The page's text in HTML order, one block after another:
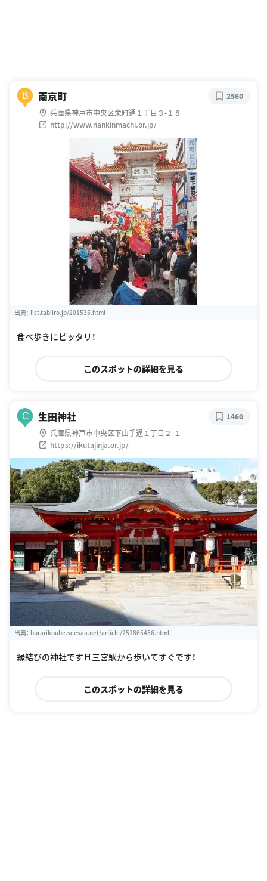
B 南京町
兵庫県神戸市中央区栄町通１丁目３-１８
http://www.nankinmachi.or.jp/
2560
出典： list.tabiiro.jp/201535.html
食べ歩きにピッタリ！
このスポットの詳細を見る
C 生田神社
兵庫県神戸市中央区下山手通１丁目２-１
https://ikutajinja.or.jp/
1460
出典： burarikoube.seesaa.net/article/251865456.html
縁結びの神社です⛩三宮駅から歩いてすぐです！
このスポットの詳細を見る